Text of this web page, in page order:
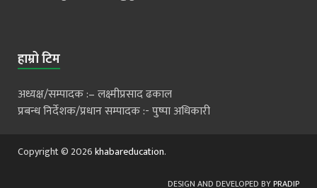
हाम्रो टिम
अध्यक्ष/सम्पादक :– लक्ष्मीप्रसाद ढकाल
प्रबन्ध निर्देशक/प्रधान सम्पादक :- पुष्पा अधिकारी
Copyright © 2026khabareducation.
DESIGN AND DEVELOPED BYPRADIP